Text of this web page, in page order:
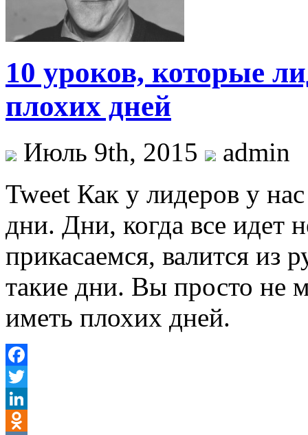
10 уроков, которые
плохих дней
Июль 9th, 2015
admin
Tweet Как у лидеров у
дни. Дни, когда все идет
прикасаемся, валится из
такие дни. Вы просто не
иметь плохих дней.
Facebook
Twitter
LinkedIn